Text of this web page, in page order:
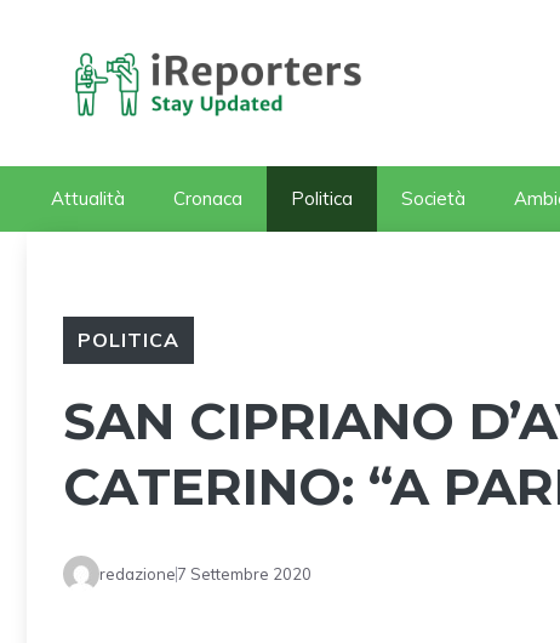
contenuto
Attualità Cronaca Politica Società
POLITICA
SAN CIPRIANO
CATERINO: “A
redazione7 Settembre 2020